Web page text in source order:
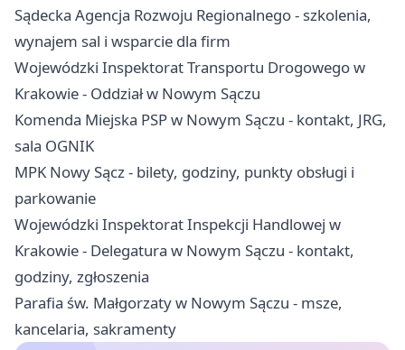
Sądecka Agencja Rozwoju Regionalnego - szkolenia,
wynajem sal i wsparcie dla firm
Wojewódzki Inspektorat Transportu Drogowego w
Krakowie - Oddział w Nowym Sączu
Komenda Miejska PSP w Nowym Sączu - kontakt, JRG,
sala OGNIK
MPK Nowy Sącz - bilety, godziny, punkty obsługi i
parkowanie
Wojewódzki Inspektorat Inspekcji Handlowej w
Krakowie - Delegatura w Nowym Sączu - kontakt,
godziny, zgłoszenia
Parafia św. Małgorzaty w Nowym Sączu - msze,
kancelaria, sakramenty